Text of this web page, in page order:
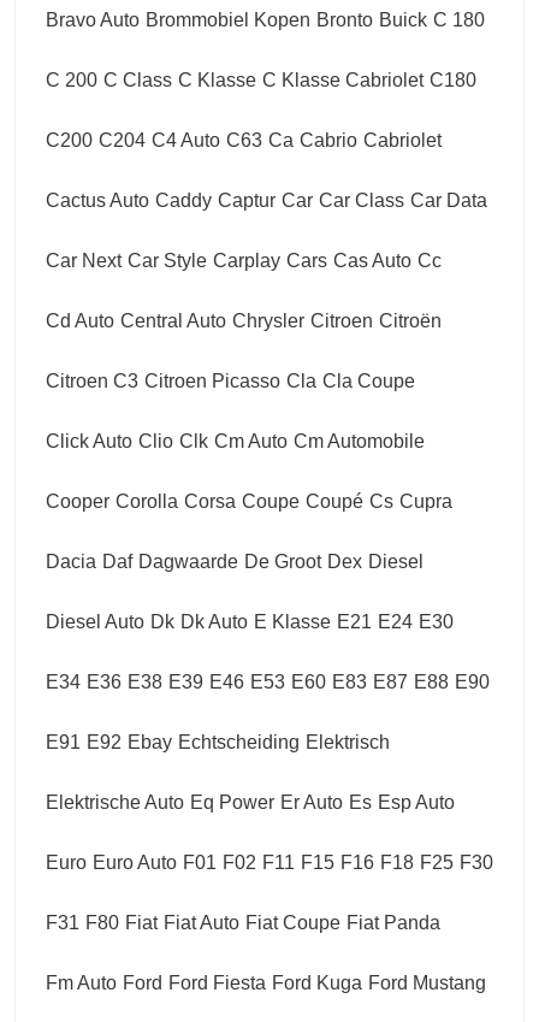
Bravo Auto Brommobiel Kopen Bronto Buick C 180
C 200 C Class C Klasse C Klasse Cabriolet C180
C200 C204 C4 Auto C63 Ca Cabrio Cabriolet
Cactus Auto Caddy Captur Car Car Class Car Data
Car Next Car Style Carplay Cars Cas Auto Cc
Cd Auto Central Auto Chrysler Citroen Citroën
Citroen C3 Citroen Picasso Cla Cla Coupe
Click Auto Clio Clk Cm Auto Cm Automobile
Cooper Corolla Corsa Coupe Coupé Cs Cupra
Dacia Daf Dagwaarde De Groot Dex Diesel
Diesel Auto Dk Dk Auto E Klasse E21 E24 E30
E34 E36 E38 E39 E46 E53 E60 E83 E87 E88 E90
E91 E92 Ebay Echtscheiding Elektrisch
Elektrische Auto Eq Power Er Auto Es Esp Auto
Euro Euro Auto F01 F02 F11 F15 F16 F18 F25 F30
F31 F80 Fiat Fiat Auto Fiat Coupe Fiat Panda
Fm Auto Ford Ford Fiesta Ford Kuga Ford Mustang